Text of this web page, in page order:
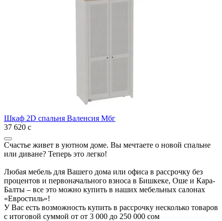
Шкаф 2D спальня Валенсия Мбг
37 620 с
Счастье живет в уютном доме. Вы мечтаете о новой спальне
или диване? Теперь это легко!
Любая мебель для Вашего дома или офиса в рассрочку без
процентов и первоначального взноса в Бишкеке, Оше и Кара-
Балты – все это можно купить в наших мебельных салонах
«Евростиль»!
У Вас есть возможность купить в рассрочку несколько товаров
с итоговой суммой от от 3 000 до 250 000 сом